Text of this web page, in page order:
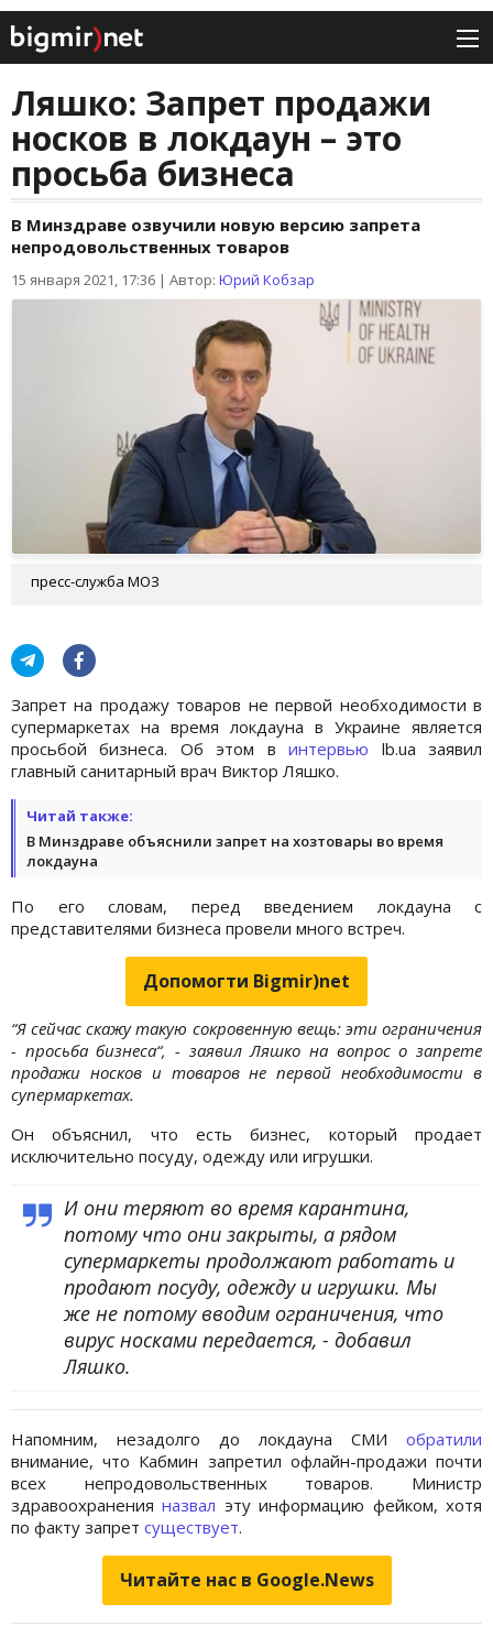
Ляшко: Запрет продажи
носков в локдаун – это
просьба бизнеса
В Минздраве озвучили новую версию запрета
непродовольственных товаров
15 января 2021, 17:36 | Автор: Юрий Кобзар
пресс-служба МОЗ
Запрет на продажу товаров не первой необходимости в
супермаркетах на время локдауна в Украине является
просьбой бизнеса. Об этом винтервью lb.ua заявил
главный санитарный врач Виктор Ляшко.
Читай также:
В Минздраве объяснили запрет на хозтовары во время
локдауна
По его словам, перед введением локдауна с
представителями бизнеса провели много встреч.
Допомогти Bigmir)net
“Я сейчас скажу такую ​​сокровенную вещь: эти ограничения
- просьба бизнеса“, - заявил Ляшко на вопрос о запрете
продажи носков и товаров не первой необходимости в
супермаркетах.
Он объяснил, что есть бизнес, который продает
исключительно посуду, одежду или игрушки.
И они теряют во время карантина,
потому что они закрыты, а рядом
супермаркеты продолжают работать и
продают посуду, одежду и игрушки. Мы
же не потому вводим ограничения, что
вирус носками передается, - добавил
Ляшко.
Напомним, незадолго до локдауна СМИ обратили
внимание, что Кабмин запретил офлайн-продажи почти
всех непродовольственных товаров. Министр
здравоохраненияназвал эту информацию фейком, хотя
по факту запрет существует.
Читайте нас в Google.News